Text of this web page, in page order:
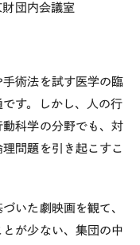
財団内会議室
術法を試す医学の臨
す。しかし、人の行
科学の分野でも、対
問題を引き起こすこ
いた劇映画を観て、
が少ない、集団の中